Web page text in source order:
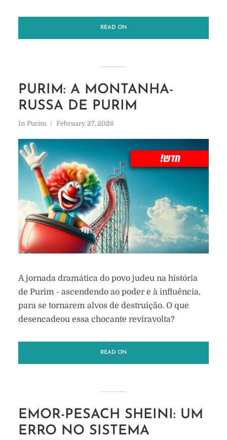
READ ON
PURIM: A MONTANHA-
RUSSA DE PURIM
In Purim February 27, 2026
A jornada dramática do povo judeu na história
de Purim - ascendendo ao poder e à influência,
para se tornarem alvos de destruição. O que
desencadeou essa chocante reviravolta?
READ ON
EMOR-PESACH SHEINI: UM
ERRO NO SISTEMA